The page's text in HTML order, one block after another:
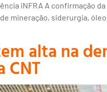
iNFRA A confirmação
mineração, siderurgia,
alta na
CNT